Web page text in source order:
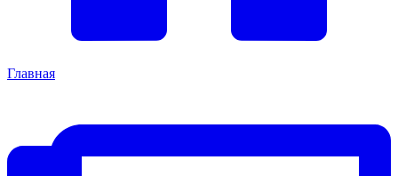
Главная